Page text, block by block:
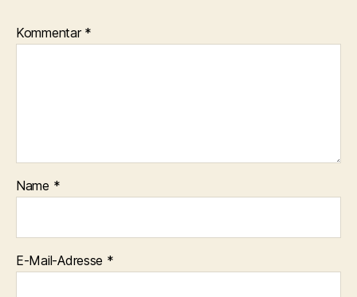
Kommentar *
Name *
E-Mail-Adresse *